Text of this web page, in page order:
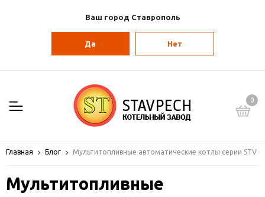
Ваш город Ставрополь
Да Нет
0
Главная Блог Мультитопливные автоматические котлы серии STV
Мультитопливные